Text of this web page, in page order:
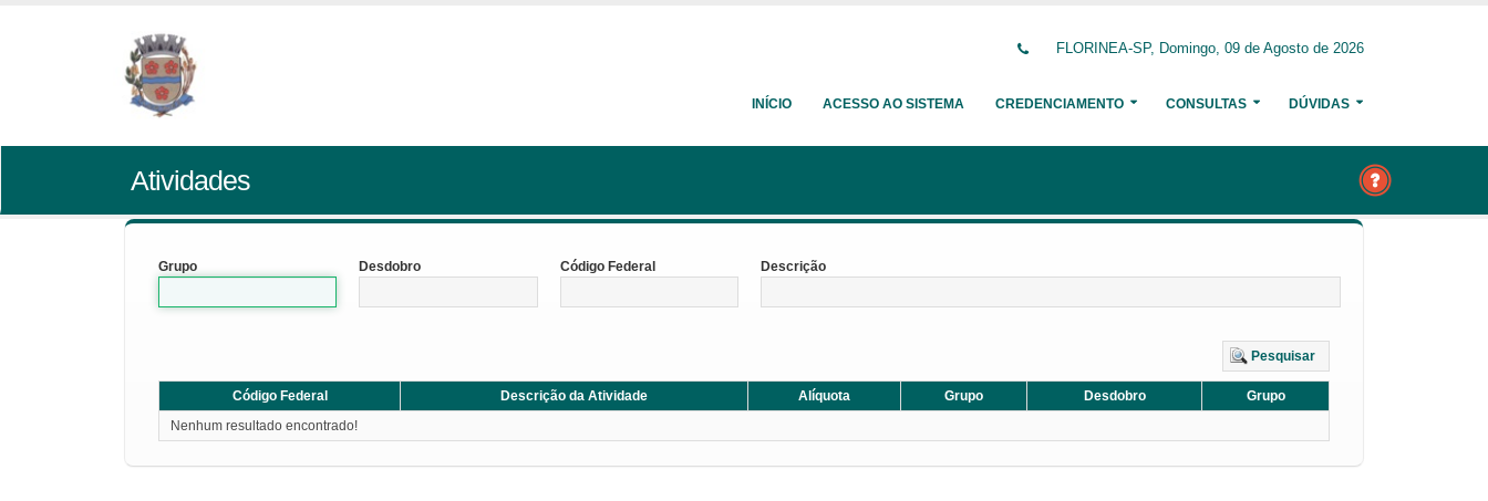
FLORINEA-SP, Domingo, 09 de Agosto de 2026
INÍCIO ACESSO AO SISTEMA CREDENCIAMENTO CONSULTAS DÚVIDAS
Atividades
Grupo Desdobro Código Federal Descrição
Pesquisar
Código Federal Descrição da Atividade Alíquota Grupo Desdobro
Grupo
Nenhum resultado encontrado!